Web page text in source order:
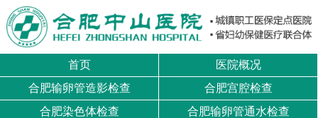
首页
医院概况
合肥输卵管造影检查
合肥宫腔检查
合肥染色体检查
合肥输卵管通水检查